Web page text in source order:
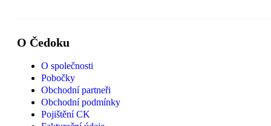
O Čedoku
O společnosti
Pobočky
Obchodní partneři
Obchodní podmínky
Pojištění CK